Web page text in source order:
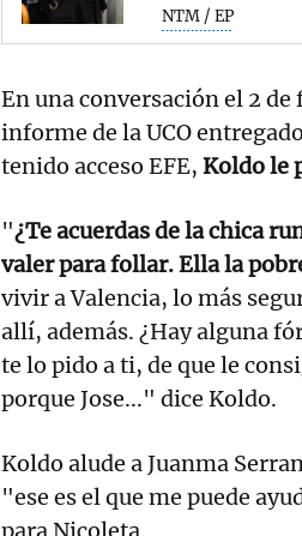
NTM / EP
En una conversación el 2
informe de la UCO
tenido acceso EFE, Koldo le
"¿Te acuerdas de la chica
valer para follar. Ella la
vivir a Valencia, lo más
allí, además. ¿Hay alguna
te lo pido a ti, de que le
porque Jose..." dice Koldo.
Koldo alude a Juanma
"ese es el que me puede
para Nicoleta.